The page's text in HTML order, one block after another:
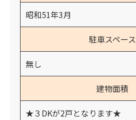
昭和51年3月
駐車スペース
無し
建物面積
★３DKが2戸となります★